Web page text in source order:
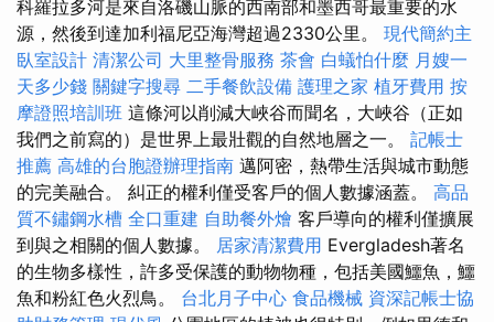
科羅拉多河是來自洛磯山脈的西南部和墨西哥最重要的水
源，然後到達加利福尼亞海灣超過2330公里。 現代簡約主
臥室設計 清潔公司 大里整骨服務 茶會 白蟻怕什麼 月嫂一
天多少錢 關鍵字搜尋 二手餐飲設備 護理之家 植牙費用 按
摩證照培訓班 這條河以削減大峽谷而聞名，大峽谷（正如
我們之前寫的）是世界上最壯觀的自然地層之一。 記帳士
推薦 高雄的台胞證辦理指南 邁阿密，熱帶生活與城市動態
的完美融合。 糾正的權利僅受客戶的個人數據涵蓋。 高品
質不鏽鋼水槽 全口重建 自助餐外燴 客戶導向的權利僅擴展
到與之相關的個人數據。 居家清潔費用 Evergladesh著名
的生物多樣性，許多受保護的動物物種，包括美國鱷魚，鱷
魚和粉紅色火烈鳥。 台北月子中心 食品機械 資深記帳士協